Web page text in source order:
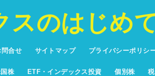
スのはじめ
問合せ サイトマップ プライバシーポリシ
株 ETF・インデックス投資 個別株